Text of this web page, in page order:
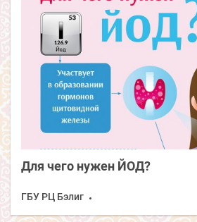
Для чего нужен ЙОД?
ГБУ РЦ Бэлиг